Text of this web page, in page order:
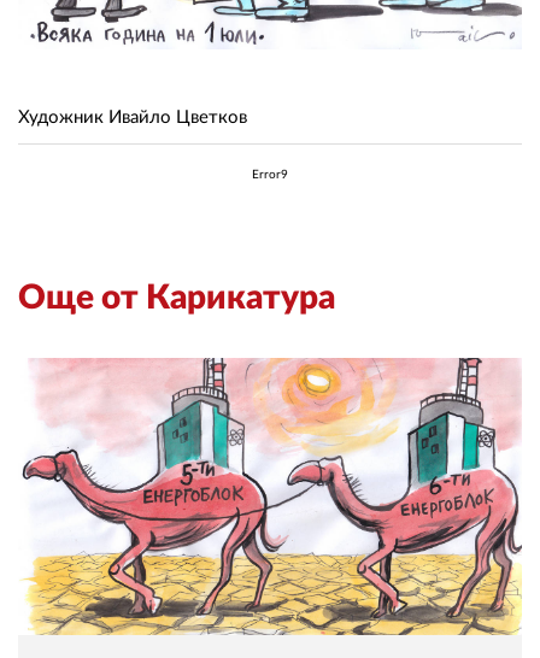
Художник Ивайло Цветков
Error9
Още от Карикатура
ПОЛИТИКАТА ЗА